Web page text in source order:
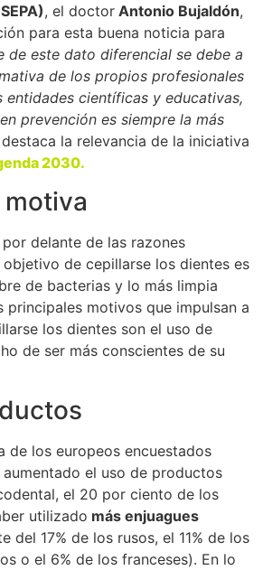
, el doctor Antonio Bujaldón,
para esta buena noticia para
de este dato diferencial se debe a
de los propios profesionales
entidades científicas y educativas,
prevención es siempre la más
la relevancia de la iniciativa
2030.
motiva
delante de las razones
de cepillarse los dientes es
de bacterias y lo más limpia
principales motivos que impulsan a
los dientes son el uso de
de ser más conscientes de su
de los europeos encuestados
el uso de productos
el 20 por ciento de los
utilizado más enjuagues
del 17% de los rusos, el 11% de los
o el 6% de los franceses). En lo